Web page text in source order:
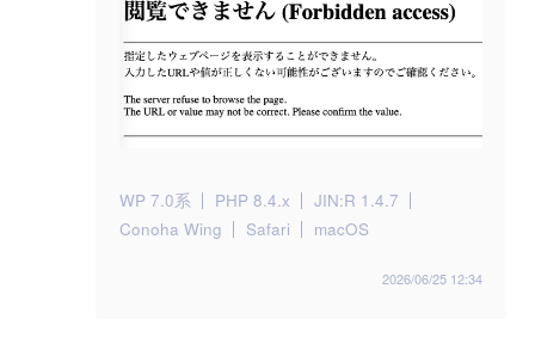
WP 7.0系 PHP 8.4.x
JIN:R 1.4.7
Conoha Wing
Safari macOS
2026/06/25 12:34